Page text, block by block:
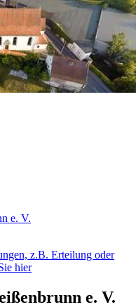
e. V.
z.B. Erteilung oder
hier
e. V.